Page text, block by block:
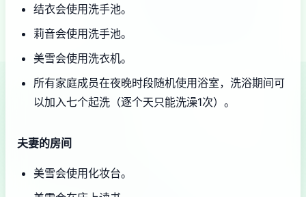
结衣会使用洗手池。
莉音会使用洗手池。
美雪会使用洗衣机。
所有家庭成员在夜晚时段随机使用浴室，洗浴期间可
以加入七个起洗（逐个天只能洗澡1次）。
夫妻的房间
美雪会使用化妆台。